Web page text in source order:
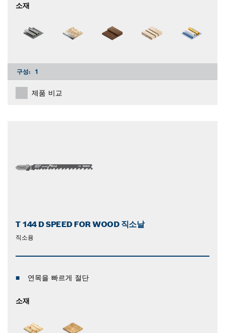
소재
구성: 1
제품 비교
T 144 D SPEED FOR WOOD 직소날
직소용
연목을 빠르게 절단
소재